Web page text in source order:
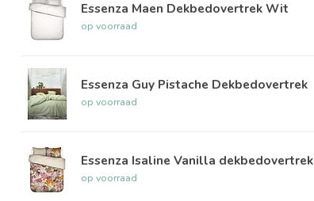
Essenza Maen Dekbedovertrek Wit
op voorraad
Essenza Guy Pistache Dekbedovertrek
op voorraad
Essenza Isaline Vanilla dekbedovertrek
op voorraad